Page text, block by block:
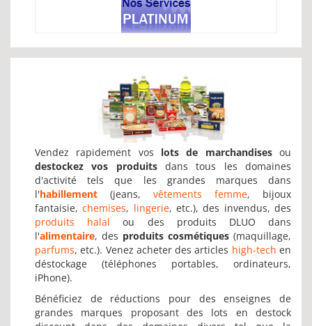
Vendez rapidement vos lots de marchandisesou
destockez vos produitsdans tous les domaines
d'activité tels que les grandes marques dans
l'habillement (jeans, vêtements femme, bijoux
fantaisie,chemises, lingerie, etc.), des invendus, des
produits halal ou des produits DLUO dans
l'alimentaire, des produits cosmétiques (maquillage,
parfums, etc.). Venez acheter des articles high-tech en
déstockage (téléphones portables, ordinateurs,
iPhone).
Bénéficiez de réductions pour des enseignes de
grandes marques proposant des lots en destock